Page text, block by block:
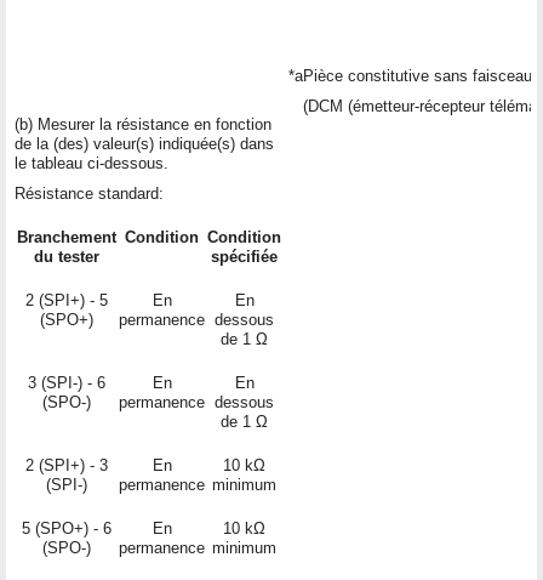
(b) Mesurer la résistance en fonction
de la (des) valeur(s) indiquée(s) dans
le tableau ci-dessous.
Résistance standard:
Branchement
du tester
Condition Condition
spécifiée
2 (SPI+) - 5
(SPO+)
En
permanence
En
dessous
de 1 Ω
3 (SPI-) - 6
(SPO-)
En
permanence
En
dessous
de 1 Ω
2 (SPI+) - 3
(SPI-)
En
permanence
10 kΩ
minimum
5 (SPO+) - 6
(SPO-)
En
permanence
10 kΩ
minimum
*aPièce constitutive sans faisceau
(DCM (émetteur-récepteur